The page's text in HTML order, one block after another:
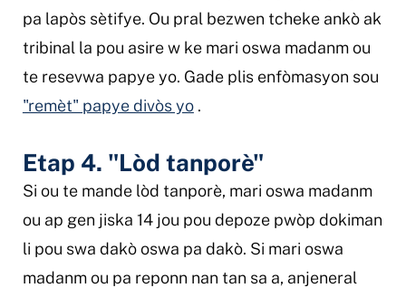
pa lapòs sètifye. Ou pral bezwen tcheke ankò ak
tribinal la pou asire w ke mari oswa madanm ou
te resevwa papye yo. Gade plis enfòmasyon sou
"remèt" papye divòs yo.
Etap 4. "Lòd tanporè"
Si ou te mande lòd tanporè, mari oswa madanm
ou ap gen jiska 14 jou pou depoze pwòp dokiman
li pou swa dakò oswa pa dakò. Si mari oswa
madanm ou pa reponn nan tan sa a, anjeneral